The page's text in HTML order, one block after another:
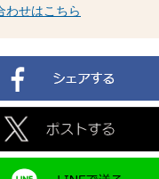
わせはこちら